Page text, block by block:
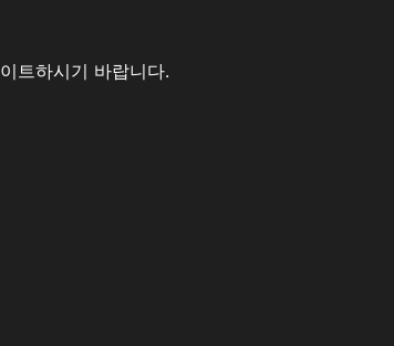
트하시기 바랍니다.